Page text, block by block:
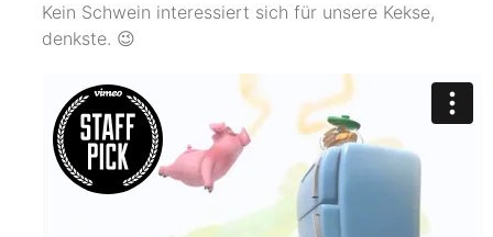
Kein Schwein interessiert sich für unsere Kekse,
denkste. 😉